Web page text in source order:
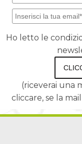
Ho letto le
(riceverai una
cliccare, se la